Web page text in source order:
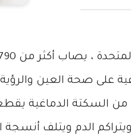
ألف شخص بسكتة دماغية كل عام.
على صحة العين والرؤية
من السكتة الدماغية
الدم ويتلف أنسجة